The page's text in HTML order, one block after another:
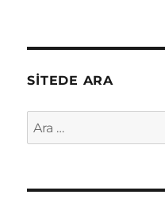
SITEDE ARA
Ara: